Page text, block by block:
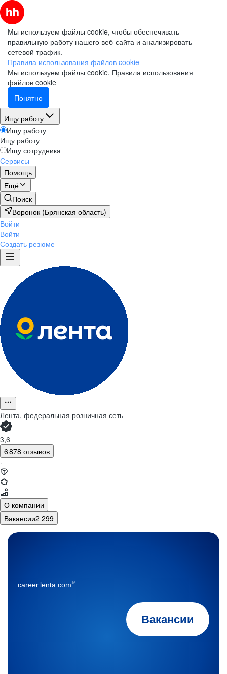
Мы используем файлы cookie, чтобы обеспечивать
правильную работу нашего веб-сайта и анализировать
сетевой трафик.
Правила использования файлов cookie
Мы используем файлы cookie. Правила использования
файлов cookie
Понятно
Ищу работу
Ищу работу
Ищу работу
Ищу сотрудника
Сервисы
Помощь
Ещё
Поиск
Воронок (Брянская область)
Войти
Войти
Создать резюме
Лента, федеральная розничная сеть
3,6
6 878 отзывов
·
О компании
Вакансии2 299
Вакансии
career.lenta.com16+